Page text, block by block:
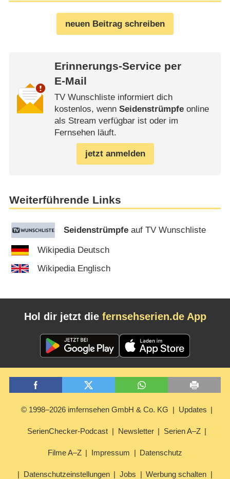
neuen Beitrag schreiben
Erinnerungs-Service per
E-Mail
TV Wunschliste informiert dich
kostenlos, wenn Seidenstrümpfeonline
als Stream verfügbar ist oder im
Fernsehen läuft.
jetzt anmelden
Weiterführende Links
Seidenstrümpfe auf TV Wunschliste
Wikipedia Deutsch
Wikipedia Englisch
Hol dir jetzt die fernsehserien.de App
© 1998–2026 imfernsehen GmbH & Co. KG Updates
SerienChecker-Podcast Newsletter Serien A–Z
Filme A–Z Impressum Datenschutz
Datenschutzeinstellungen Jobs Werbung schalten